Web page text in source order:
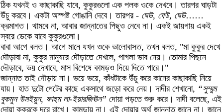
ঠিক যখনই ও কাছাকাছি যাবে, কুকুরগুলো এক পলক ওকে দেখবে। তারপর ঘাড়টা
উঁচু করবে। একটা অস্পষ্ট গোঙানি দেবে। তারপর - ঘেউ, ঘেউ, ঘেউ……
ক্রমাগত। থামবে না, আবার জান্নাতের পিছুও নেবে না। একই জায়গায় একই
স্বরে ডেকে যাবে কুকুরগুলো।
বাবা আগে বলত। আগে মানে যখন ওকে ভালোবাসত, তখন বলত, "মা কুকুর দেখে
দৌড়াবা না, কুকুর মানুষরে দৌড়াতে দেখলে, পাগলা ভাব নেয়। তোমার পিছনে
দৌড়াবে, ভয় দেখাবে, মাস বিশেষে কামড়ও দিয়ে দিতে পারে।"
জান্নাত তাই দৌড়ায় না। ভয়ে ভয়ে, কাঁধটাকে উঁচু করে কানের কাছাকাছি নিয়ে
যায়। হাত দুটো পেটের কাছে একসাথে জড়ো করে নেয়। দাদীর শেখানো, “সুম্মুম
বুকমুন উমইয়ুন, ফাহুম লা-ইয়ারজিঊন” দোয়া পড়তে শুরু করে। দাদী বলেছে, এই
দোয়া কুকুরকে দূরে রাখে। কামড়ায় না। এই দোয়ার অর্থ জান্নাত জানে না। জানে